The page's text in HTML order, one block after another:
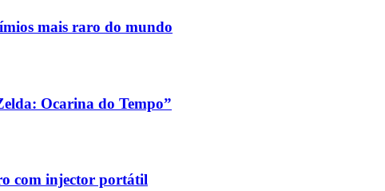
mais raro do mundo
Ocarina do Tempo”
com injector portátil